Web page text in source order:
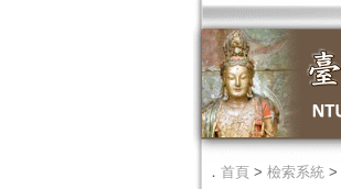
． 首頁> 檢索系統>